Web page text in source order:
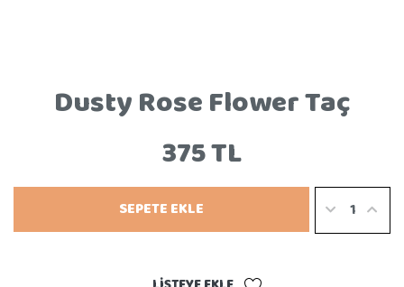
Dusty Rose Flower Taç
375 TL
SEPETE EKLE